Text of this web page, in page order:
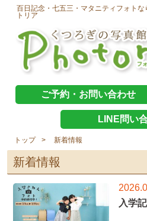
百日記念・七五三・マタニティフォト
トリア
ご予約・お問い合わせ
LINE問い
トップ 新着情報
新着情報
入学